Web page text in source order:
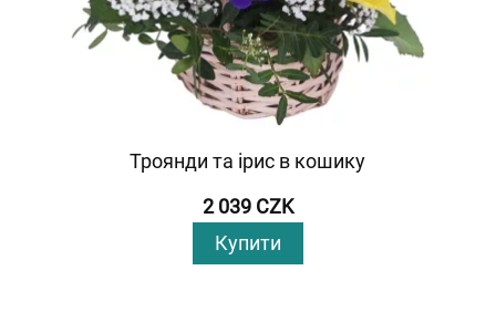
Троянди та ірис в кошику
2 039 CZK
Купити